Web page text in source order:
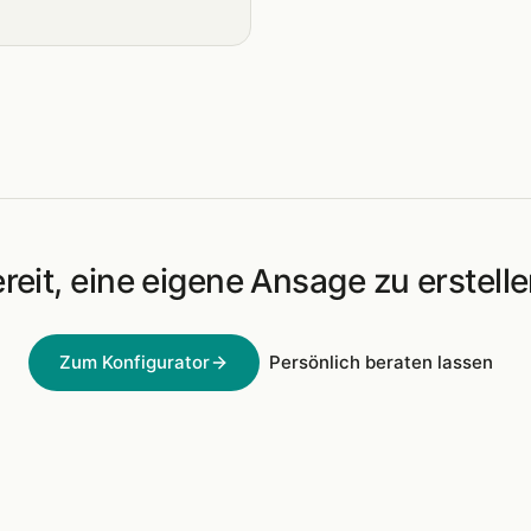
eine eigene Ansage zu
Zum Konfigurator Persönlich beraten lassen